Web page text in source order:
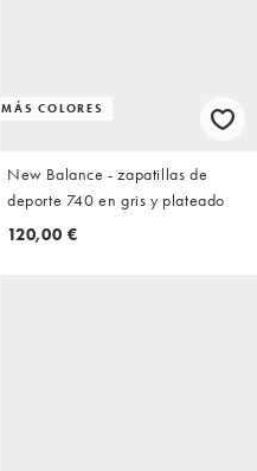
MÁS COLORES
New Balance - zapatillas de
deporte 740 en gris y plateado
120,00 €